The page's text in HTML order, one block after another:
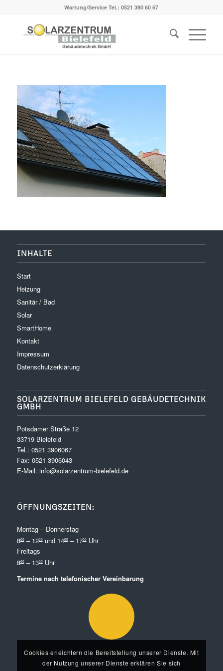
Wartung/Service Tel.:0521 390 60 67
INHALTE
Start
Heizung
Sanitär / Bad
Solar
SmartHome
Kontakt
Impressum
Datenschutzerklärung
SOLARZENTRUM BIELEFELD GEBÄUDETECHNIK
GMBH
Potsdamer Straße 12
33719 Bielefeld
Tel.: 0521 3906067
Fax: 0521 3906043
E-Mail: info@solarzentrum-bielefeld.de
ÖFFNUNGSZEITEN:
Montag – Donnerstag
800– 1200und 1400– 1700Uhr
Freitags
800– 1300Uhr
Termine nach telefonischer Vereinbarung
Cookies erleichtern die Bereitstellung unserer Dienste. Mit
der Nutzung unserer Dienste erklären Sie sich